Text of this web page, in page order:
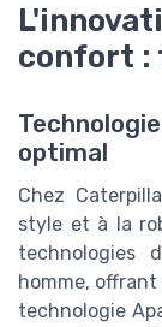
confort :
optimal
Chez
style et à la
technologies
homme,
technologie